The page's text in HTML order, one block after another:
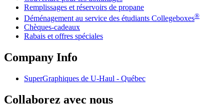
Remplissages et réservoirs de propane
Déménagement au service des étudiants Collegeboxes®
Chèques-cadeaux
Rabais et offres spéciales
Company Info
SuperGraphiques de U-Haul - Québec
Collaborez avec nous